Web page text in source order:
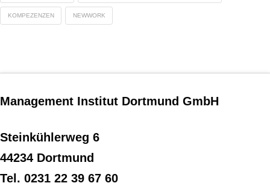
KOMPEZENZEN NEWWORK
Management Institut Dortmund GmbH
Steinkühlerweg 6
44234 Dortmund
Tel. 0231 22 39 67 60